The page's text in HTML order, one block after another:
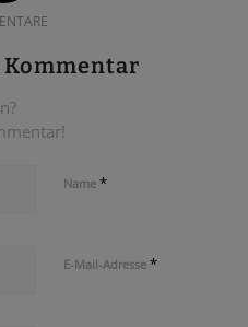
Name *
E-Mail-Adresse *